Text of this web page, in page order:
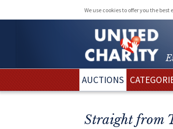
We use cookies to offer you the
AUCTIONS
Straight from